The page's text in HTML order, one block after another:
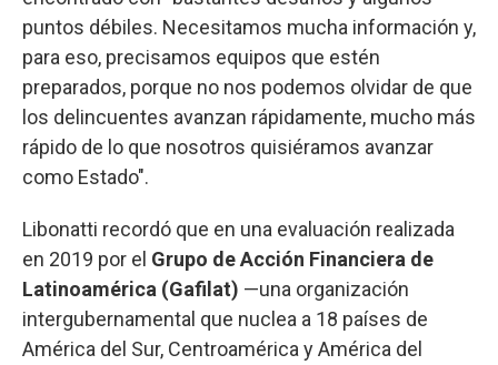
puntos débiles. Necesitamos mucha información y,
para eso, precisamos equipos que estén
preparados, porque no nos podemos olvidar de que
los delincuentes avanzan rápidamente, mucho más
rápido de lo que nosotros quisiéramos avanzar
como Estado".
Libonatti recordó que en una evaluación realizada
en 2019 por el Grupo de Acción Financiera de
Latinoamérica (Gafilat) —una organización
intergubernamental que nuclea a 18 países de
América del Sur, Centroamérica y América del